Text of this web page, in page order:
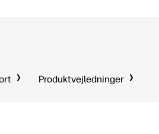
Produktvejledninger